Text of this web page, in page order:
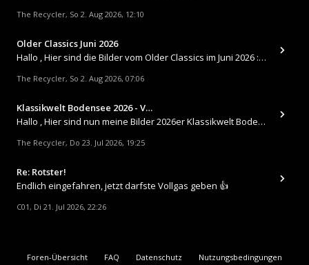
The Recycler, So 2. Aug 2026, 12:10
Older Classics Juni 2026
​Hallo , Hier sind die Bilder vom Older Classics im Juni 2026 : https://up.picr.de/51155940wd.jpg https://up.pic
The Recycler, So 2. Aug 2026, 07:06
Klassikwelt Bodensee 2026 - V…
Hallo , Hier sind nun meine Bilder 2026er Klassikwelt Bodensee 😀 https://up.picr.de/51125547rb.jpg https://up.pi
The Recycler, Do 23. Jul 2026, 19:25
Re: Rotster!
Endlich eingefahren, jetzt darfste Vollgas geben 👍
C01, Di 21. Jul 2026, 22:26
Foren-Übersicht FAQ Datenschutz Nutzungsbedingungen